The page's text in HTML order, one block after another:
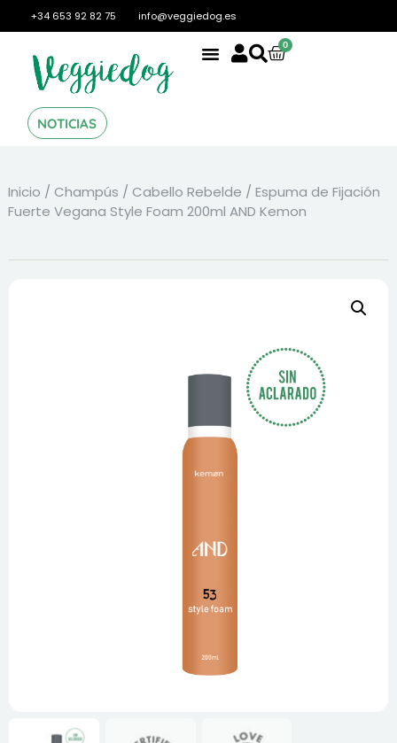
+34 653 92 82 75 info@veggiedog.es
0
NOTICIAS
Inicio / Champús / Cabello Rebelde / Espuma de Fijación
Fuerte Vegana Style Foam 200ml AND Kemon